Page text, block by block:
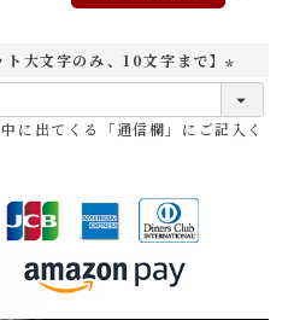
ト大文字のみ、10文字まで】
必
須
に出てくる「通信欄」にご記入く